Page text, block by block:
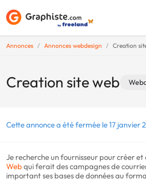
Annonces Annonces webdesign Creation
Creation site web
Cette annonce a été fermée le 17 janvier
Je recherche un fournisseur pour créer
Webqui ferait des campagnes de
important ses bases de données au